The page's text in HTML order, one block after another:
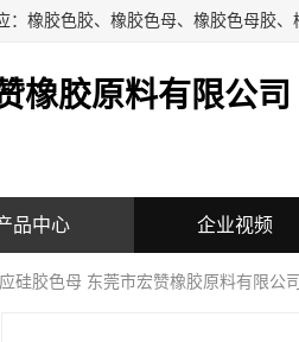
橡胶原料有限公司
品中心 企业视频
硅胶色母 东莞市宏赞橡胶原料有限公司